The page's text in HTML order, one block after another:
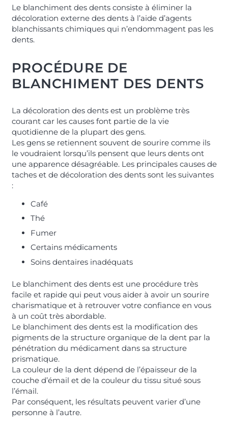
Le blanchiment des dents consiste à éliminer la
décoloration externe des dents à l’aide d’agents
blanchissants chimiques qui n’endommagent pas les
dents.
PROCÉDURE DE
BLANCHIMENT DES DENTS
La décoloration des dents est un problème très
courant car les causes font partie de la vie
quotidienne de la plupart des gens.
Les gens se retiennent souvent de sourire comme ils
le voudraient lorsqu’ils pensent que leurs dents ont
une apparence désagréable. Les principales causes de
taches et de décoloration des dents sont les suivantes
:
Café
Thé
Fumer
Certains médicaments
Soins dentaires inadéquats
Le blanchiment des dents est une procédure très
facile et rapide qui peut vous aider à avoir un sourire
charismatique et à retrouver votre confiance en vous
à un coût très abordable.
Le blanchiment des dents est la modification des
pigments de la structure organique de la dent par la
pénétration du médicament dans sa structure
prismatique.
La couleur de la dent dépend de l’épaisseur de la
couche d’émail et de la couleur du tissu situé sous
l’émail.
Par conséquent, les résultats peuvent varier d’une
personne à l’autre.